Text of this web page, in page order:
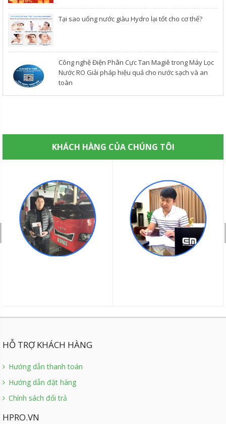
​Tại sao uống nước giàu Hydro lại tốt cho cơ thể?
Công nghệ Điện Phân Cực Tan Magiê trong Máy Lọc
Nước RO Giải pháp hiệu quả cho nước sạch và an
toàn
KHÁCH HÀNG CỦA CHÚNG TÔI
HỖ TRỢ KHÁCH HÀNG
Hướng dẫn thanh toán
Hướng dẫn đặt hàng
Chính sách đổi trả
HPRO.VN